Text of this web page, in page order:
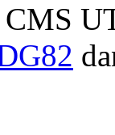
CMS